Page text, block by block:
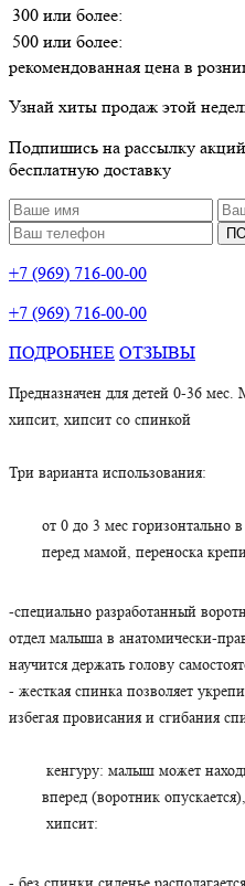
300 или более:
500 или более:
рекомендованная цена в
Узнай хиты продаж этой
Подпишись на рассылку
бесплатную доставку
+7 (969) 716-00-00
+7 (969) 716-00-00
ПОДРОБНЕЕ ОТЗЫВЫ
Предназначен для детей 0-36 мес.
хипсит, хипсит со спинкой
Три варианта использования:
от 0 до 3 мес
перед мамой, переноска
-специально разработанный
отдел малыша в анатомически-
научится держать голову
- жесткая спинка позволяет
избегая провисания и сгибания
кенгуру: малыш может
вперед (воротник
хипсит: